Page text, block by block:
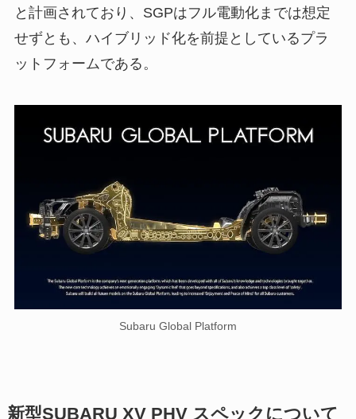
と計画されており、SGPはフル電動化までは想定
せずとも、ハイブリッド化を前提としているプラ
ットフォームである。
Subaru Global Platform
新型SUBARU XV PHV スペックについて